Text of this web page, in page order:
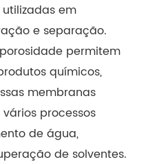
utilizadas em
e separação.
permitem
químicos,
membranas
processos
de água,
de solventes.